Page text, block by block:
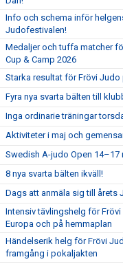
Info och schema inför
Judofestivalen!
Medaljer och tuffa matcher
Cup & Camp 2026
Starka resultat för Frövi Judo
Fyra nya svarta bälten till
Inga ordinarie träningar
Aktiviteter i maj och
Swedish A-judo Open 14–17
8 nya svarta bälten ikväll!
Dags att anmäla sig till årets
Intensiv tävlingshelg för
Europa och på hemmaplan
Händelserik helg för Frövi
framgång i pokaljakten